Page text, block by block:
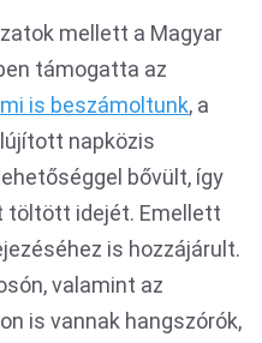
mellett a Magyar
támogatta az
mi is beszámoltunk, a
napközis
bővült, így
töltött idejét. Emellett
is hozzájárult.
valamint az
is vannak hangszórók,